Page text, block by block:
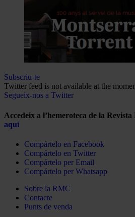
Subscriu-te
Twitter feed is not available at the
Segueix-nos a Twitter
Accedeix a l’hemeroteca de la
aquí
Compártelo en Facebook
Compártelo en Twitter
Compártelo per Email
Compártelo per Whatsapp
Sobre la RMC
Contacte
Punts de venda